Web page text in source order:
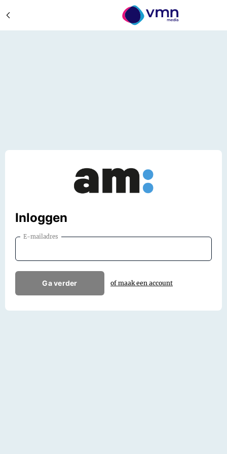
Inloggen
E-mailadres
Ga verder of maak een account